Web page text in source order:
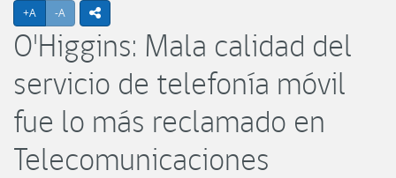
+A Agrandar texto
-A Achicar textoicono compartir
O'Higgins: Mala calidad del
servicio de telefonía móvil
fue lo más reclamado en
Telecomunicaciones